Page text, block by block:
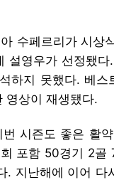
수페르리가 시상
설영우가 선정됐
하지 못했다. 베스
영상이 재생됐다.
시즌도 좋은 활
포함 50경기 2골
지난해에 이어 다